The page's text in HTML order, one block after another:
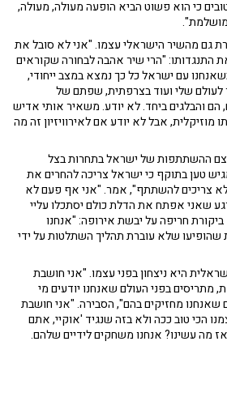
כי הוא פשוט הביא הופעה מעולה, מעולה,
גם מהשיר הישראלי עצמו. "אני לא סובל את
התנגדותו: "הרי שיר אהבה לבחורה שקוראים
עם ישראל כל כך נמצא במצב ייחודי,
שלי ועוד בצרפתית, שפתם של
הם והבלגים ביחד. לא יודע. משאיר אותי אדיש
מוזיקלית, אבל לא יודע אם לאירוויזיון זה מה
ההשתתפות של ישראל בתחרות בצל
טען בתוקף כי ישראל צריכה להחרים את
לא צריכים להשתתף", אמר. "אני אף פעם לא
שאני אפתח את הדלת כולם יסתכלו עליי
חריפה על יבשת אירופה: "אנחנו
שהופיעו שלא עוברת תהליך השתלטות על ידי
היא ניצחון בפני עצמו. "אני חושבת
מתריסים בפני העולם שאנחנו יודעים מי
שאנחנו מחזיקים בהם", הסבירה. "אני חושבת
הכי טוב ככה ולא בזה שנגיד 'אוקיי, אתם
מה עשינו? אנחנו משחקים לידיים שלהם.